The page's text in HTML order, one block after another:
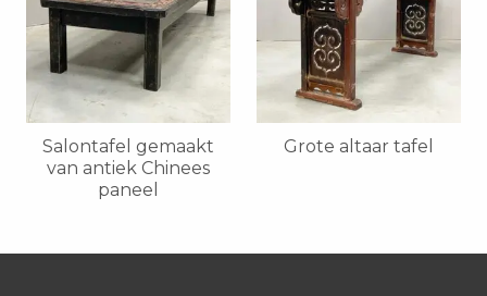
Salontafel gemaakt
van antiek Chinees
paneel
Grote altaar tafel